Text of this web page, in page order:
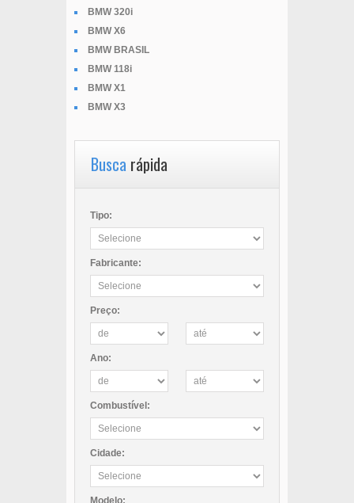
BMW 320i
BMW X6
BMW BRASIL
BMW 118i
BMW X1
BMW X3
Busca rápida
Tipo:
Fabricante:
Preço:
Ano:
Combustível:
Cidade: